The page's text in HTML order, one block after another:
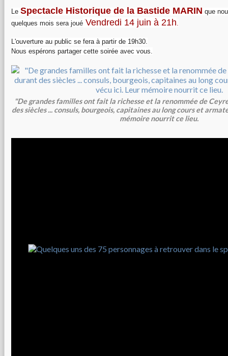
Le Spectacle Historique de la Bastide MARIN que
quelques mois sera joué Vendredi 14 juin à 21h.
L'ouverture au public se fera à partir de 19h30.
Nous espérons partager cette soirée avec vous.
"De grandes familles ont fait la richesse et la renommée de
des siècles ... consuls, bourgeois, capitaines au long cours et
mémoire nourrit ce lieu.